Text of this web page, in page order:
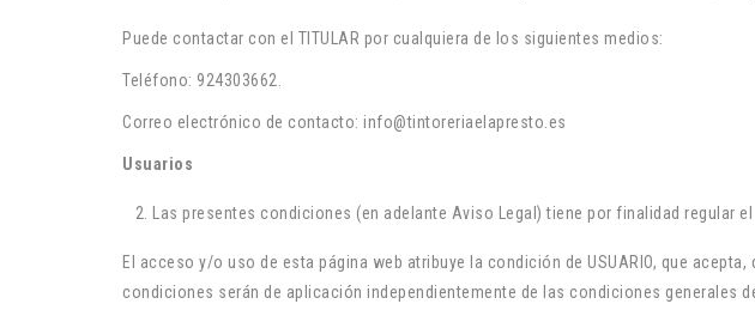
Puede contactar con el TITULAR por cualquiera de los siguientes medios:
Teléfono: 924303662.
Correo electrónico de contacto: info@tintoreriaelapresto.es
Usuarios
Las presentes condiciones (en adelante Aviso Legal) tiene por finalidad regular
El acceso y/o uso de esta página web atribuye la condición de USUARIO, que
condiciones serán de aplicación independientemente de las condiciones generales